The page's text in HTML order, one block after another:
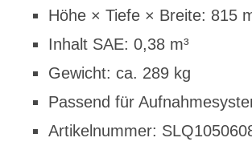
Höhe × Tie­fe × Brei­te: 815
In­halt SAE: 0,38 m³
Ge­wicht: ca. 289 kg
Pas­send für
Ar­ti­kel­num­mer: